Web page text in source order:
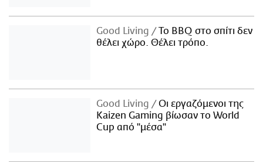
Good Living
Το BBQ στο σπίτι δεν
θέλει χώρο. Θέλει τρόπο.
Good Living
Οι εργαζόμενοι της
Kaizen Gaming βίωσαν το World
Cup από "μέσα"